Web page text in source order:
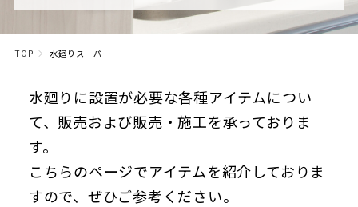
TOP 水廻りスーパー
水廻りに設置が必要な各種アイテムについ
て、販売および販売・施工を承っておりま
す。
こちらのページでアイテムを紹介しておりま
すので、ぜひご参考ください。